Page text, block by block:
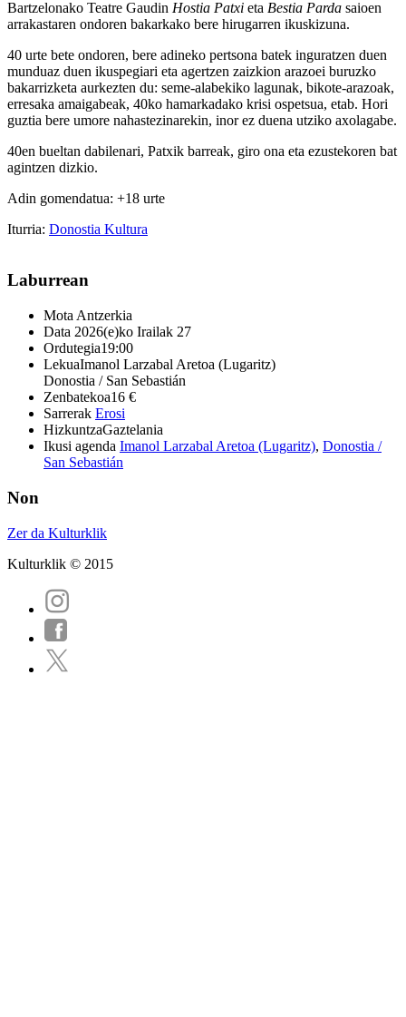
Bartzelonako Teatre Gaudin Hostia Patxi eta Bestia Parda saioen
arrakastaren ondoren bakarkako bere hirugarren ikuskizuna.
40 urte bete ondoren, bere adineko pertsona batek inguratzen duen
munduaz duen ikuspegiari eta agertzen zaizkion arazoei buruzko
bakarrizketa aurkezten du: seme-alabekiko lagunak, bikote-arazoak,
erresaka amaigabeak, 40ko hamarkadako krisi ospetsua, etab. Hori
guztia bere umore nahastezinarekin, inor ez duena utziko axolagabe.
40en bueltan dabilenari, Patxik barreak, giro ona eta ezustekoren bat
agintzen dizkio.
Adin gomendatua: +18 urte
Iturria: Donostia Kultura
Laburrean
Mota Antzerkia
Data 2026(e)ko Irailak 27
Ordutegia19:00
LekuaImanol Larzabal Aretoa (Lugaritz)
Donostia / San Sebastián
Zenbatekoa16 €
Sarrerak Erosi
HizkuntzaGaztelania
Ikusi agenda Imanol Larzabal Aretoa (Lugaritz), Donostia /
San Sebastián
Non
Zer da Kulturklik
Kulturklik © 2015